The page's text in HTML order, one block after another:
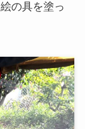
の具を塗っ